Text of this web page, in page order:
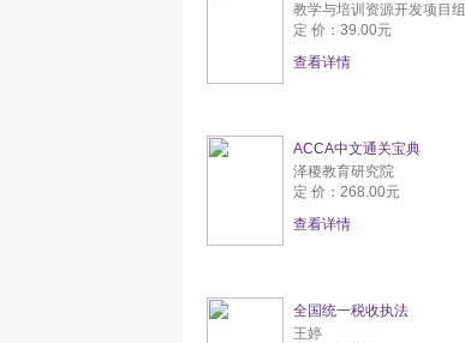
教学与培训资源开发项目组
定 价：39.00元
查看详情
ACCA中文通关宝典
泽稷教育研究院
定 价：268.00元
查看详情
全国统一税收执法
王婷